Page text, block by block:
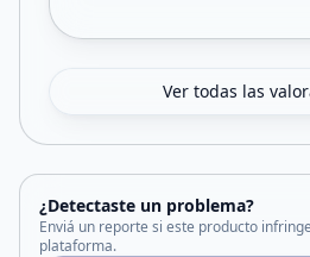
Ver todas las
¿Detectaste un problema?
Enviá un reporte si este producto
plataforma.